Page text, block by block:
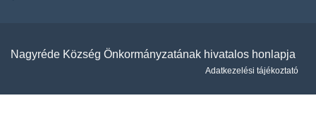
Nagyréde Község Önkormányzatának hivatalos honlapja
Adatkezelési tájékoztató